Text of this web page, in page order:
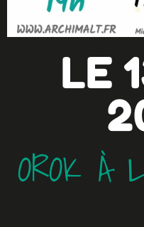
LE
OROK À